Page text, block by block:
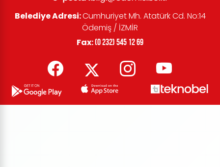
Belediye Adresi:Cumhuriyet Mh. Atatürk Cd. No:14
Ödemiş / İZMİR
Fax:(0 232) 545 12 69